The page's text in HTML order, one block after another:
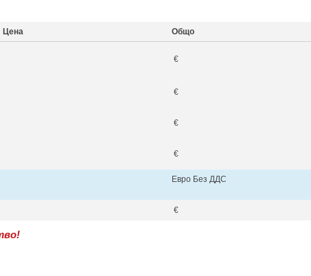
Цена Общо
€
€
€
€
Евро Без ДДС
€